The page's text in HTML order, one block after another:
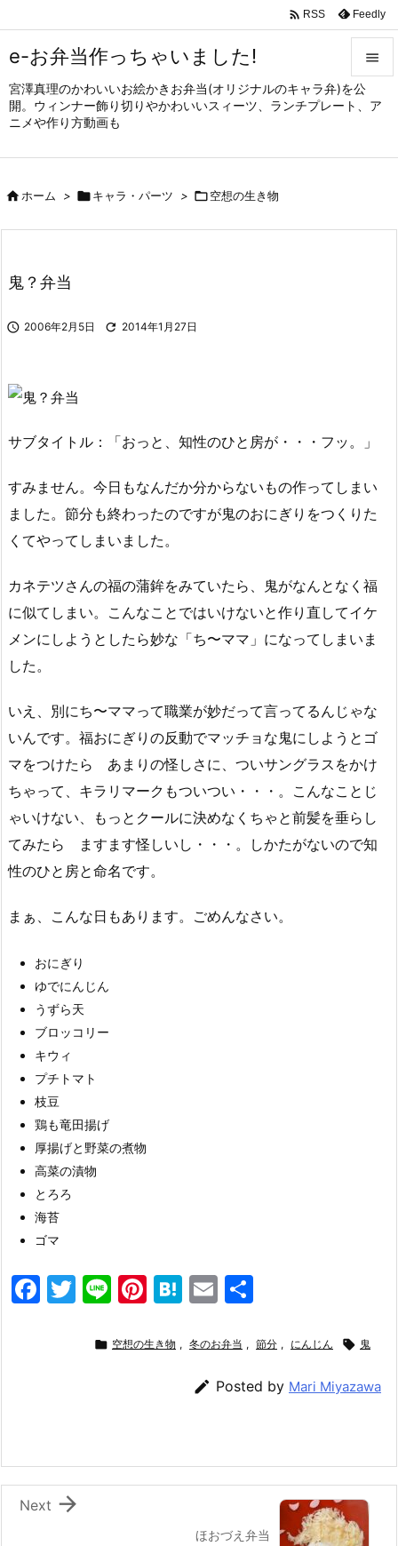
e-お弁当作っちゃいました!
宮澤真理のかわいいお絵かきお弁当(オリジナルのキャラ弁)を公
開。ウィンナー飾り切りやかわいいスィーツ、ランチプレート、ア
ニメや作り方動画も


メニュ
サイド

 RSS Feedly
ホーム > キャラ・パーツ > 空想の生き物
鬼？弁当
 2006年2月5日  2014年1月27日
サブタイトル：「おっと、知性のひと房が・・・フッ。」
すみません。今日もなんだか分からないもの作ってしまい
ました。節分も終わったのですが鬼のおにぎりをつくりた
くてやってしまいました。
カネテツさんの福の蒲鉾をみていたら、鬼がなんとなく福
に似てしまい。こんなことではいけないと作り直してイケ
メンにしようとしたら妙な「ち〜ママ」になってしまいま
した。
いえ、別にち〜ママって職業が妙だって言ってるんじゃな
いんです。福おにぎりの反動でマッチョな鬼にしようとゴ
マをつけたら あまりの怪しさに、ついサングラスをかけ
ちゃって、キラリマークもついつい・・・。こんなことじ
ゃいけない、もっとクールに決めなくちゃと前髪を垂らし
てみたら ますます怪しいし・・・。しかたがないので知
性のひと房と命名です。
まぁ、こんな日もあります。ごめんなさい。
おにぎり
ゆでにんじん
うずら天
ブロッコリー
キウィ
プチトマト
枝豆
鶏も竜田揚げ
厚揚げと野菜の煮物
高菜の漬物
とろろ
海苔
ゴマ
F
o
k
T
itt
Li
e
Pi
er
H
e
a
E
ai
l
 空想の生き物 , 冬のお弁当 , 節分 , にんじん  鬼
 Posted by Mari Miyazawa
ほおづえ弁当

Next